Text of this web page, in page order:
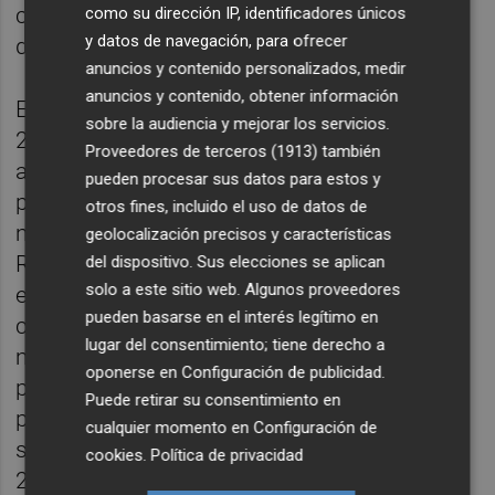
colmena en 2021, aunque se han realizado
dos aperturas en 2022 - Alicante y Sevilla-.
En Portugal, la compañía cerró el ejercicio
2021 con 29 centros, 9 más sobre el año
anterior, y se trabaja en la segunda
plataforma. Se invirtieron más de 110
millones de euros. Según señala Fernández
Reguero, la estrategia de proveedor
especialista "Totaler" impulsa la mejora
continua de costes, precios de venta,
márgenes y calidad, lo que les ayudará a
potenciar su liderazgo en el sector a largo
plazo. Además, la cuota de participación de
sus marcas propias sigue aumentando y en
2021 representaron el 68,3% de sus ventas
como su dirección IP, identificadores únicos
y datos de navegación, para ofrecer
anuncios y contenido personalizados, medir
anuncios y contenido, obtener información
sobre la audiencia y mejorar los servicios.
Proveedores de terceros (1913) también
pueden procesar sus datos para estos y
otros fines, incluido el uso de datos de
geolocalización precisos y características
del dispositivo. Sus elecciones se aplican
solo a este sitio web. Algunos proveedores
pueden basarse en el interés legítimo en
lugar del consentimiento; tiene derecho a
oponerse enConfiguración de publicidad
Puede retirar su consentimiento en
cualquier momento enConfiguración de
cookies .Política de privacidad